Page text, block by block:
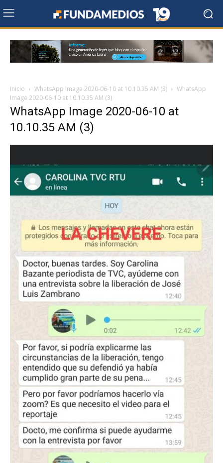
Inicio WhatsApp Image 2020-06-10 at 10.10.35 AM (3)
WhatsApp
Image 2020-06-10 at 10.10.35 AM (3)
WhatsApp Image 2020-06-10 at
10.10.35 AM (3)